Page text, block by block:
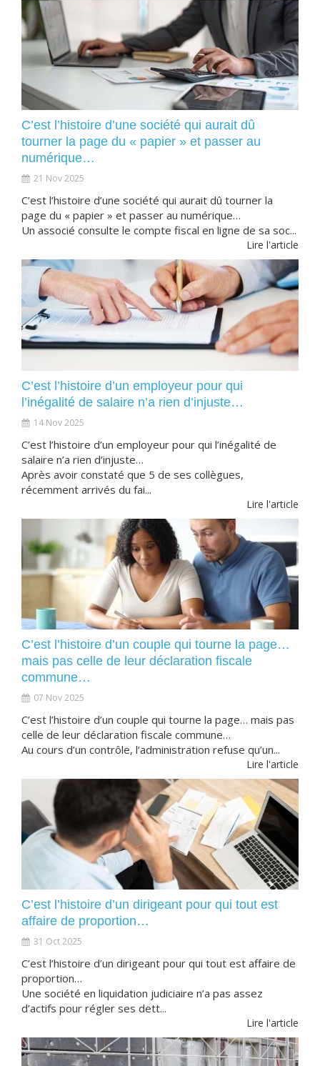
C’est l’histoire d’une société qui aurait dû
tourner la page du « papier » et passer au
numérique…
21 Nov 2025
C’est l’histoire d’une société qui aurait dû tourner la
page du « papier » et passer au numérique…
Un associé consulte le compte fiscal en ligne de sa soc...
Lire l'article
C’est l’histoire d’un employeur pour qui
l’inégalité de salaire n’a rien d’injuste…
14 Nov 2025
C’est l’histoire d’un employeur pour qui l’inégalité de
salaire n’a rien d’injuste…
Après avoir constaté que 5 de ses collègues,
récemment arrivés du fai...
Lire l'article
C’est l’histoire d’un couple qui tourne la page…
mais pas celle de leur déclaration fiscale
commune…
07 Nov 2025
C’est l’histoire d’un couple qui tourne la page… mais pas
celle de leur déclaration fiscale commune…
Au cours d’un contrôle, l’administration refuse qu’un...
Lire l'article
C’est l’histoire d’un dirigeant pour qui tout est
affaire de proportion…
31 Oct 2025
C’est l’histoire d’un dirigeant pour qui tout est affaire de
proportion…
Une société en liquidation judiciaire n’a pas assez
d’actifs pour régler ses dett...
Lire l'article